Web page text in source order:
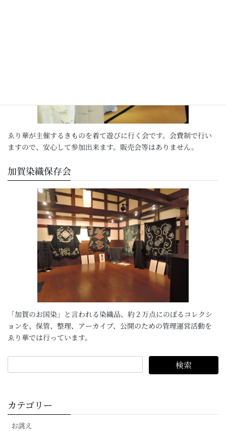
ゑり華が主催するきものを着て遊びに行く会です。会費制で行い
ますので、安心して参加出来ます。販売会等はありません。
加賀染織保存会
「加賀のお国染」と言われる染織品、約２万点にのぼるコレクシ
ョンを、保管、整理、アーカイブ、公開のための管理運営活動を
ゑり華では行っています。
カテゴリー
お誂え